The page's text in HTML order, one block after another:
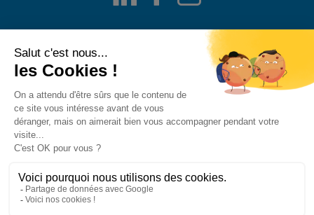
LinkedIn
Facebook
Instagram
Alerte fraude
Politique de confidentialité